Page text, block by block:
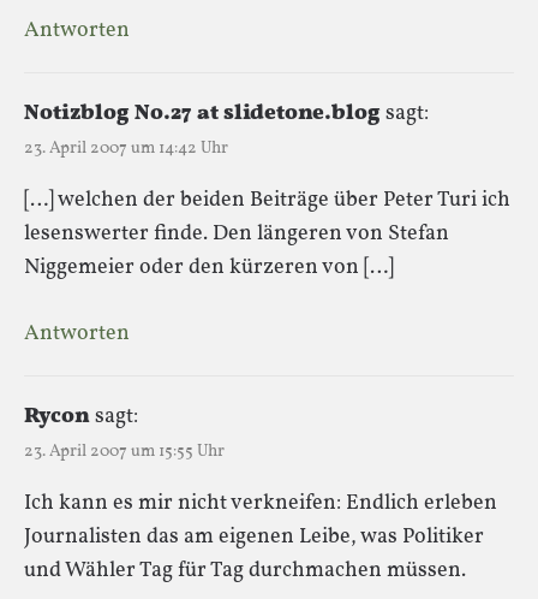
Antworten
Notizblog No.27 at slidetone.blogsagt:
23. April 2007 um 14:42 Uhr
[…] welchen der beiden Beiträge über Peter Turi ich
lesenswerter finde. Den längeren von Stefan
Niggemeier oder den kürzeren von […]
Antworten
Ryconsagt:
23. April 2007 um 15:55 Uhr
Ich kann es mir nicht verkneifen: Endlich erleben
Journalisten das am eigenen Leibe, was Politiker
und Wähler Tag für Tag durchmachen müssen.